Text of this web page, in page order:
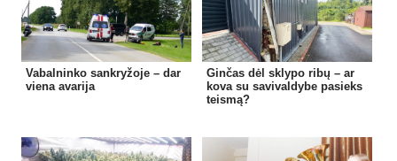
Vabalninko sankryžoje – dar
viena avarija
Ginčas dėl sklypo ribų – ar
kova su savivaldybe pasieks
teismą?